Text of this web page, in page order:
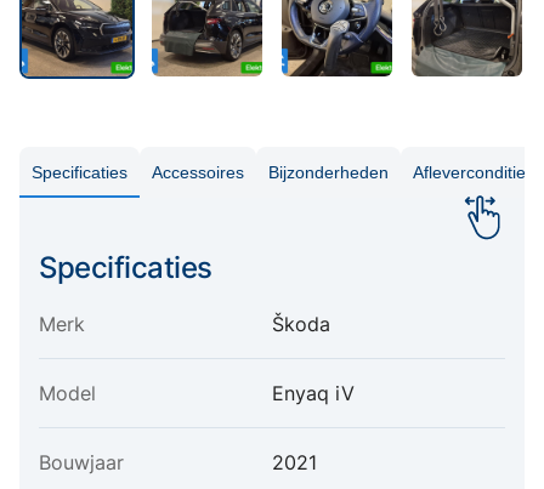
Specificaties Accessoires Bijzonderheden Aflevercondities
Specificaties
Merk Škoda
Model Enyaq iV
Bouwjaar 2021